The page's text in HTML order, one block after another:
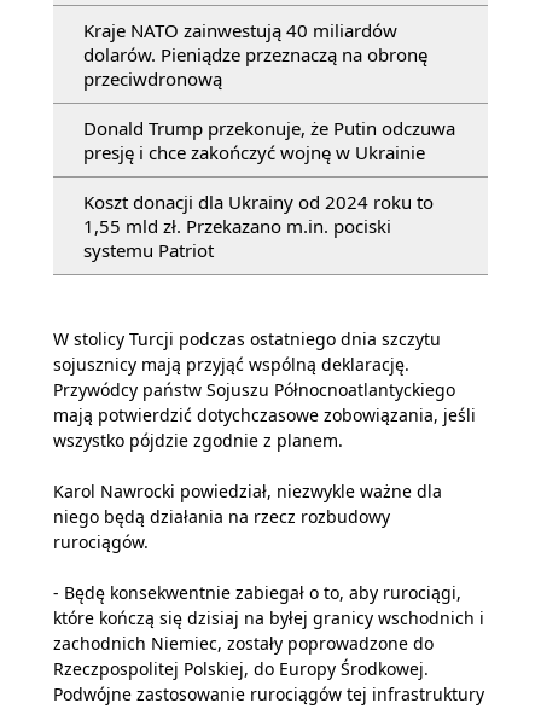
Kraje NATO zainwestują 40 miliardów
dolarów. Pieniądze przeznaczą na obronę
przeciwdronową
Donald Trump przekonuje, że Putin odczuwa
presję i chce zakończyć wojnę w Ukrainie
Koszt donacji dla Ukrainy od 2024 roku to
1,55 mld zł. Przekazano m.in. pociski
systemu Patriot
W stolicy Turcji podczas ostatniego dnia szczytu
sojusznicy mają przyjąć wspólną deklarację.
Przywódcy państw Sojuszu Północnoatlantyckiego
mają potwierdzić dotychczasowe zobowiązania, jeśli
wszystko pójdzie zgodnie z planem.
Karol Nawrocki powiedział, niezwykle ważne dla
niego będą działania na rzecz rozbudowy
rurociągów.
- Będę konsekwentnie zabiegał o to, aby rurociągi,
które kończą się dzisiaj na byłej granicy wschodnich i
zachodnich Niemiec, zostały poprowadzone do
Rzeczpospolitej Polskiej, do Europy Środkowej.
Podwójne zastosowanie rurociągów tej infrastruktury